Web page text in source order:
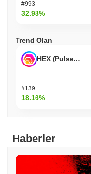
#993
32.98%
Trend Olan
HEX (Pulsechain)
#139
18.16%
Haberler